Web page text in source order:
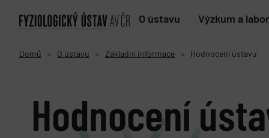
O ústavu Výzkum a
Domů > O ústavu > Základní informace > Hodnocení ústavu
Hodnocení